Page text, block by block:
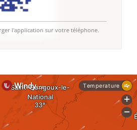
l'application sur votre téléphone.